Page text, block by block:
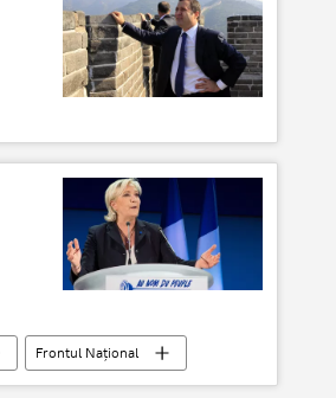
Frontul Național